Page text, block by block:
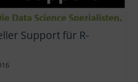
Support für R-